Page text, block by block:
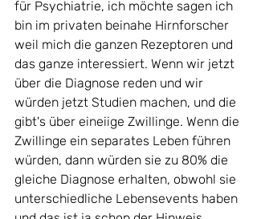
für Psychiatrie, ich möchte sagen ich
bin im privaten beinahe Hirnforscher
weil mich die ganzen Rezeptoren und
das ganze interessiert. Wenn wir jetzt
über die Diagnose reden und wir
würden jetzt Studien machen, und die
gibt's über eineiige Zwillinge. Wenn die
Zwillinge ein separates Leben führen
würden, dann würden sie zu 80% die
gleiche Diagnose erhalten, obwohl sie
unterschiedliche Lebensevents haben